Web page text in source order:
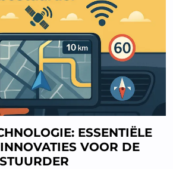
ESSENTIËLE
VOOR DE